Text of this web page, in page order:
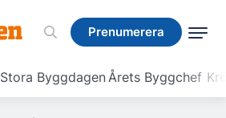
Prenumerera
Stora ByggdagenÅrets Byggchef
Prenumerera